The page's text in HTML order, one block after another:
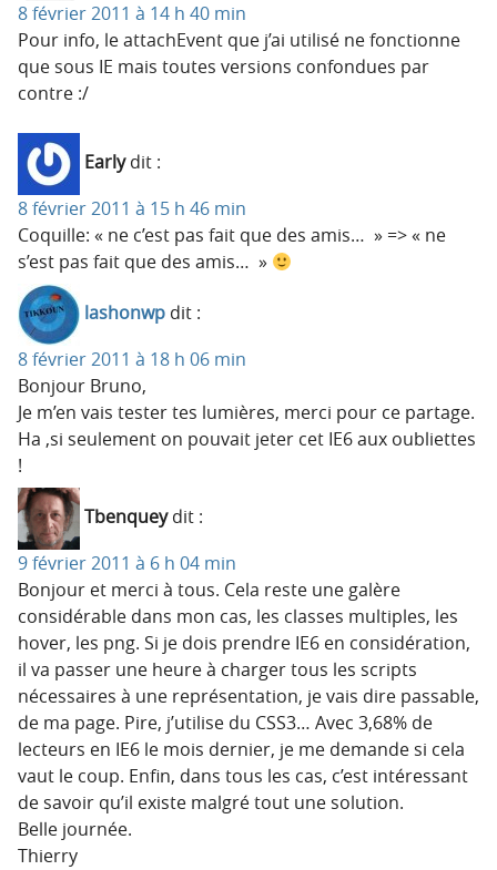
8 février 2011 à 14 h 40 min
Pour info, le attachEvent que j’ai utilisé ne fonctionne
que sous IE mais toutes versions confondues par
contre :/
Early dit :
8 février 2011 à 15 h 46 min
Coquille: « ne c’est pas fait que des amis… » => « ne
s’est pas fait que des amis… »
lashonwp dit :
8 février 2011 à 18 h 06 min
Bonjour Bruno,
Je m’en vais tester tes lumières, merci pour ce partage.
Ha ,si seulement on pouvait jeter cet IE6 aux oubliettes
!
Tbenquey dit :
9 février 2011 à 6 h 04 min
Bonjour et merci à tous. Cela reste une galère
considérable dans mon cas, les classes multiples, les
hover, les png. Si je dois prendre IE6 en considération,
il va passer une heure à charger tous les scripts
nécessaires à une représentation, je vais dire passable,
de ma page. Pire, j’utilise du CSS3… Avec 3,68% de
lecteurs en IE6 le mois dernier, je me demande si cela
vaut le coup. Enfin, dans tous les cas, c’est intéressant
de savoir qu’il existe malgré tout une solution.
Belle journée.
Thierry